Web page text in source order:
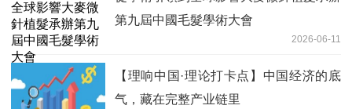
第九屆中國毛髮學術大會
2026-06-11
【理响中国·理论打卡点】中国经济的底
气，藏在完整产业链里